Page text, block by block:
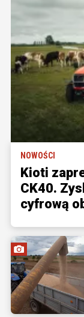
NOWOŚCI
Kioti
CK40.
cyfrową